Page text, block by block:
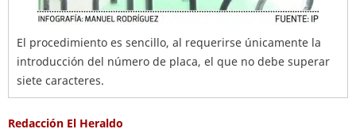
El procedimiento es sencillo, al requerirse únicamente la
introducción del número de placa, el que no debe superar
siete caracteres.
Redacción El Heraldo